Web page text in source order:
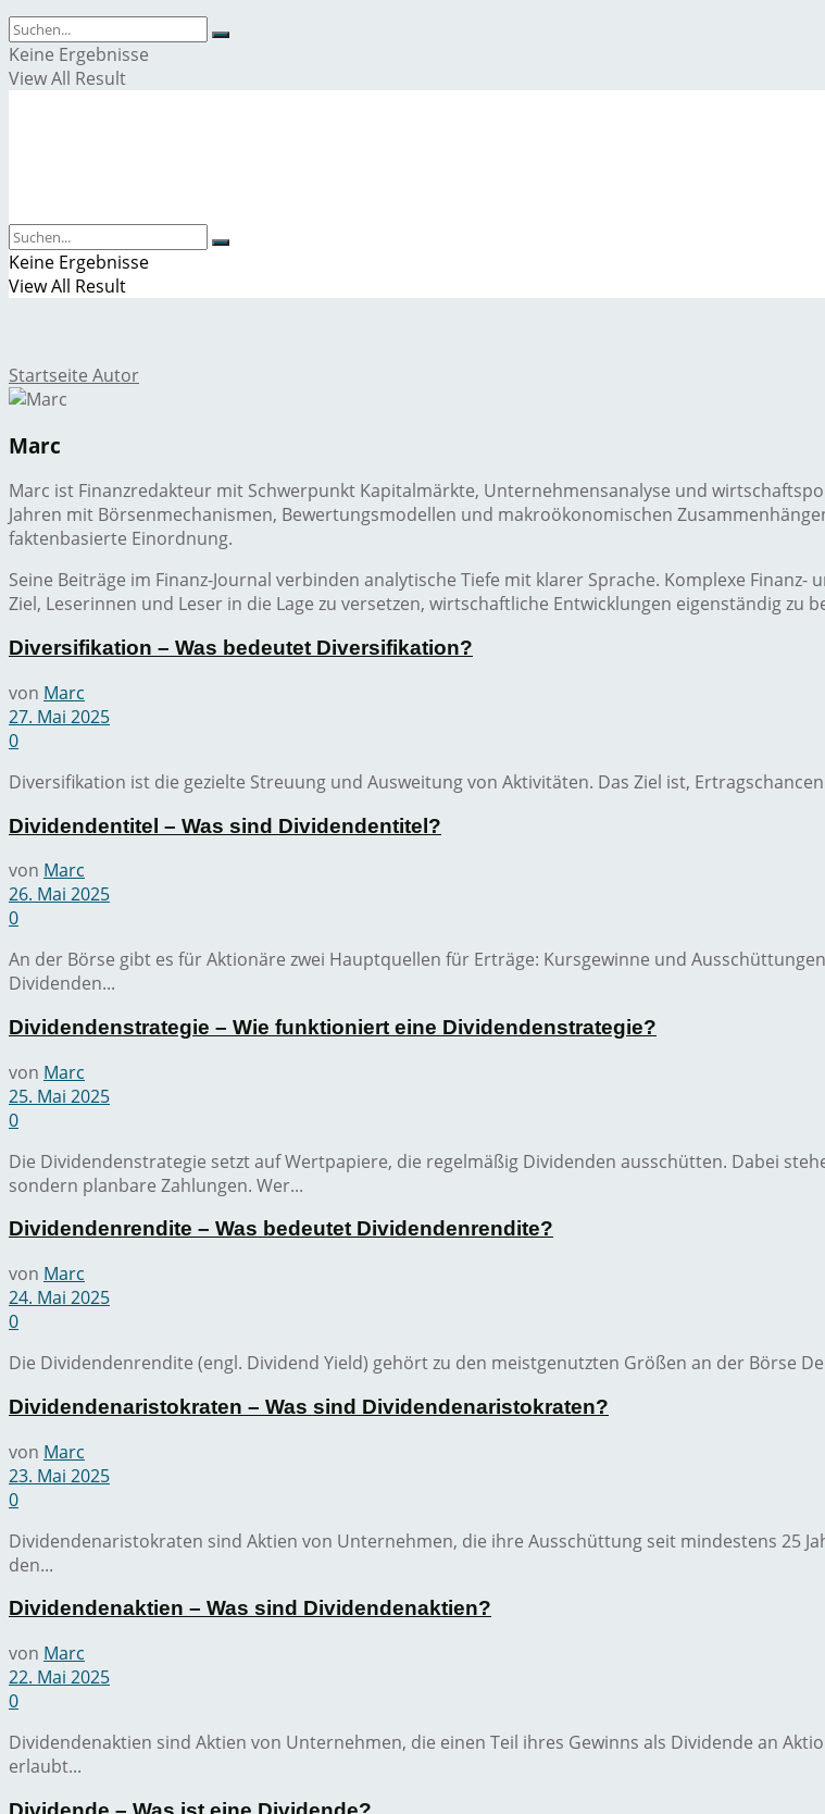
Keine Ergebnisse
View All Result
Keine Ergebnisse
View All Result
Startseite Autor
Marc
Marc ist Finanzredakteur mit Schwerpunkt Kapitalmärkte, Unternehmensanalyse und
Jahren mit Börsenmechanismen, Bewertungsmodellen und makroökonomischen
faktenbasierte Einordnung.
Seine Beiträge im Finanz-Journal verbinden analytische Tiefe mit klarer Sprache. Komplexe
Ziel, Leserinnen und Leser in die Lage zu versetzen, wirtschaftliche Entwicklungen eigenständig
Diversifikation – Was bedeutet Diversifikation?
von Marc
27. Mai 2025
0
Diversifikation ist die gezielte Streuung und Ausweitung von Aktivitäten. Das Ziel ist,
Dividendentitel – Was sind Dividendentitel?
von Marc
26. Mai 2025
0
An der Börse gibt es für Aktionäre zwei Hauptquellen für Erträge: Kursgewinne und
Dividenden...
Dividendenstrategie – Wie funktioniert eine Dividendenstrategie?
von Marc
25. Mai 2025
0
Die Dividendenstrategie setzt auf Wertpapiere, die regelmäßig Dividenden ausschütten. Dabei
sondern planbare Zahlungen. Wer...
Dividendenrendite – Was bedeutet Dividendenrendite?
von Marc
24. Mai 2025
0
Die Dividendenrendite (engl. Dividend Yield) gehört zu den meistgenutzten Größen an der Börse
Dividendenaristokraten – Was sind Dividendenaristokraten?
von Marc
23. Mai 2025
0
Dividendenaristokraten sind Aktien von Unternehmen, die ihre Ausschüttung seit mindestens 25
den...
Dividendenaktien – Was sind Dividendenaktien?
von Marc
22. Mai 2025
0
Dividendenaktien sind Aktien von Unternehmen, die einen Teil ihres Gewinns als Dividende an
erlaubt...